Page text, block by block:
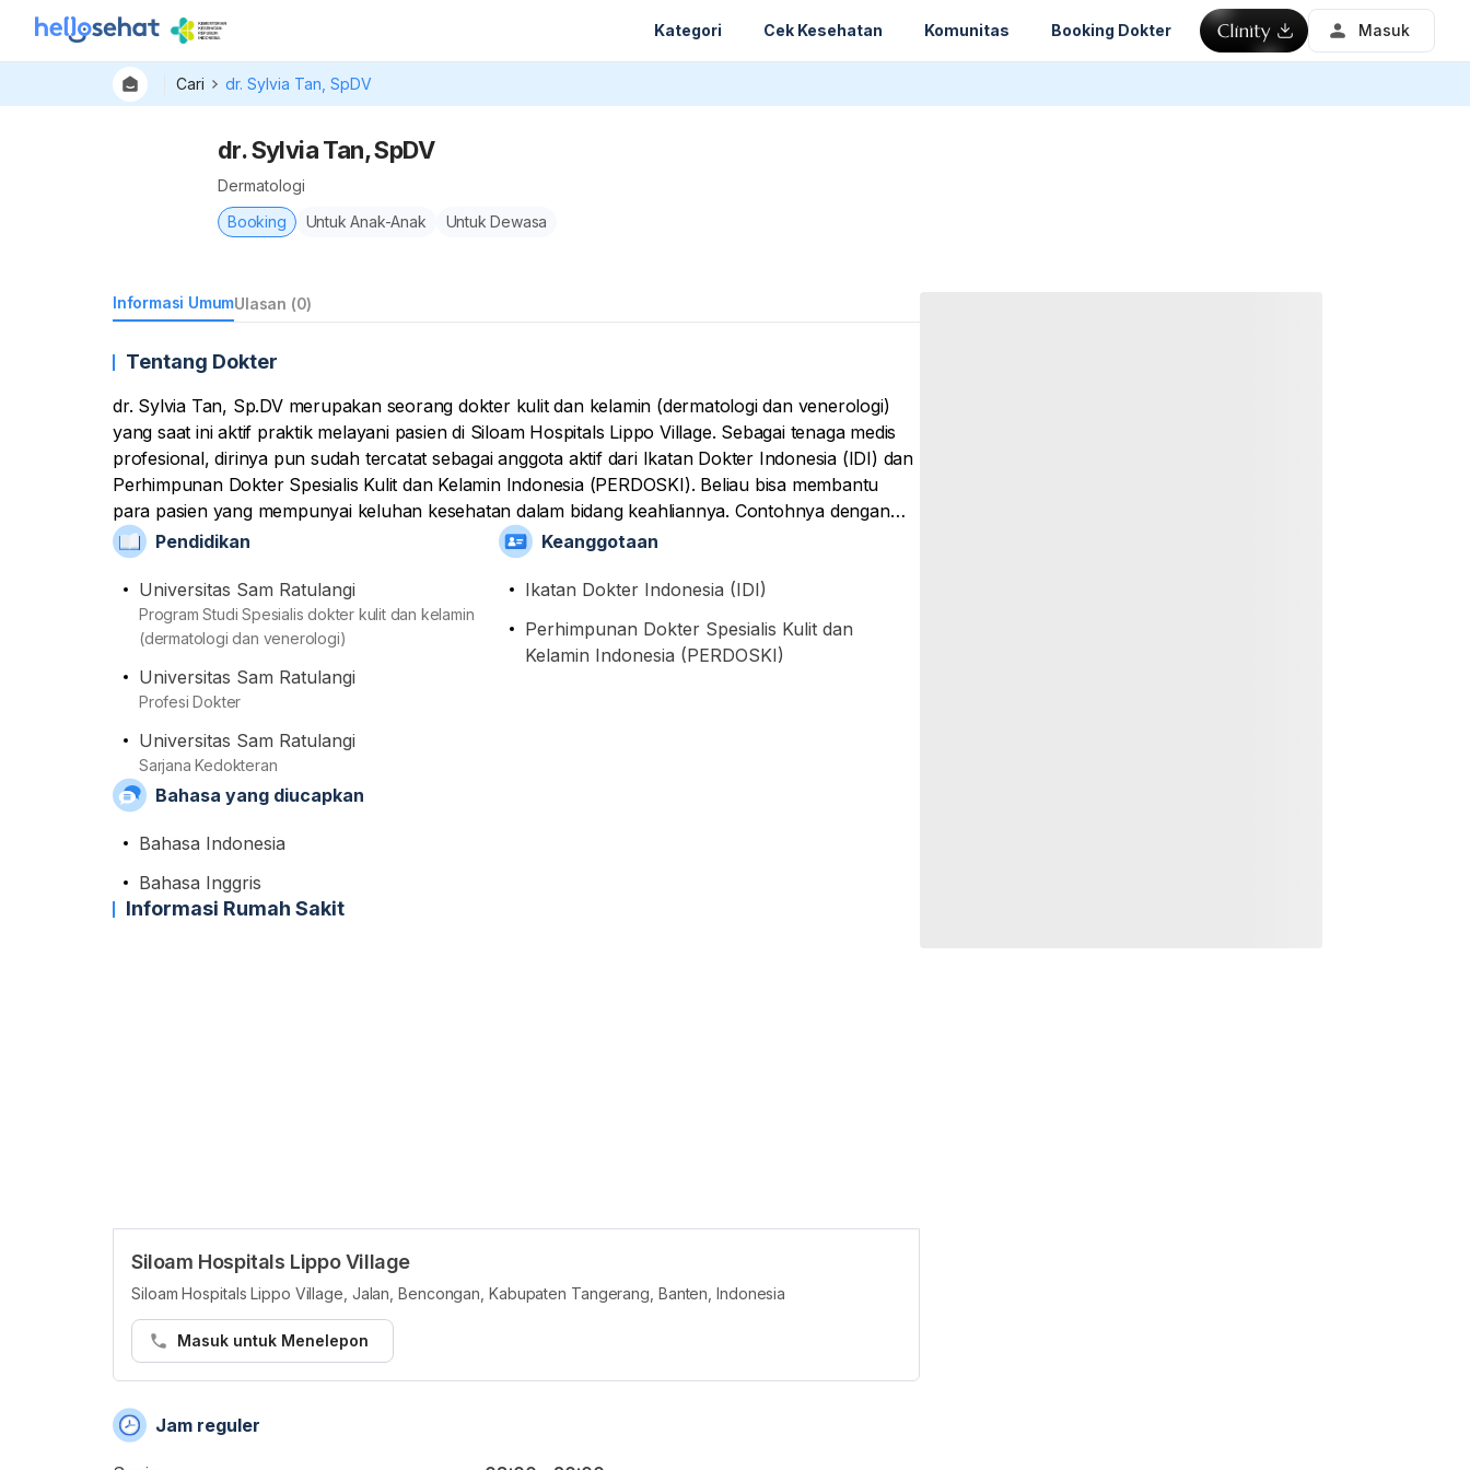
Kategori Cek Kesehatan Komunitas Booking Dokter Masuk
Cari dr. Sylvia Tan, SpDV
dr. Sylvia Tan, SpDV
Dermatologi
Booking
Untuk Anak-Anak Untuk Dewasa
Informasi UmumUlasan (0)
Tentang Dokter
dr. Sylvia Tan, Sp.DV merupakan seorang dokter kulit dan kelamin (dermatologi dan venerologi)
yang saat ini aktif praktik melayani pasien di Siloam Hospitals Lippo Village. Sebagai tenaga medis
profesional, dirinya pun sudah tercatat sebagai anggota aktif dari Ikatan Dokter Indonesia (IDI) dan
Perhimpunan Dokter Spesialis Kulit dan Kelamin Indonesia (PERDOSKI). Beliau bisa membantu
para pasien yang mempunyai keluhan kesehatan dalam bidang keahliannya. Contohnya dengan
memberikan pemeriksaan awal atau umum, pemberian obat, dan tindakan medis yang diperlukan.
Dari sisi akademis, beliau merupakan alumnus Universitas Sam Ratulangi untuk pendidikan dokter
spesialisnya.
Pendidikan
Universitas Sam Ratulangi
Program Studi Spesialis dokter kulit dan kelamin
(dermatologi dan venerologi)
Universitas Sam Ratulangi
Profesi Dokter
Universitas Sam Ratulangi
Sarjana Kedokteran
Keanggotaan
Ikatan Dokter Indonesia (IDI)
Perhimpunan Dokter Spesialis Kulit dan
Kelamin Indonesia (PERDOSKI)
Bahasa yang diucapkan
Bahasa Indonesia
Bahasa Inggris
Informasi Rumah Sakit
Siloam Hospitals Lippo Village
Siloam Hospitals Lippo Village, Jalan, Bencongan, Kabupaten Tangerang, Banten, Indonesia
Masuk untuk Menelepon
Jam reguler